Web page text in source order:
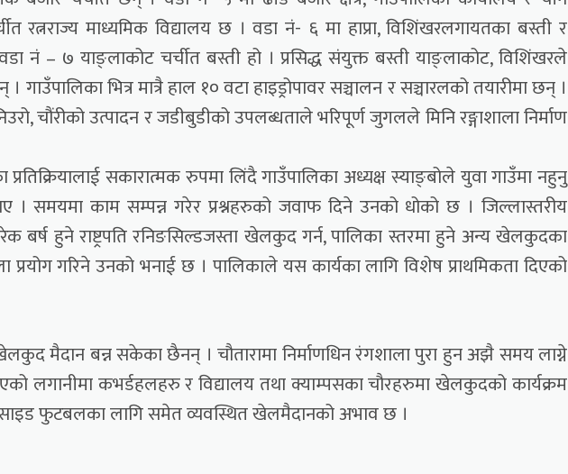
रत्नराज्य माध्यमिक विद्यालय छ । वडा नं- ६ मा हाप्रा, विशिंखरलगायतका बस्ती र
नं – ७ याङ्लाकोट चर्चीत बस्ती हो । प्रसिद्ध संयुक्त बस्ती याङ्लाकोट, विशिंखरले
गाउँपालिका भित्र मात्रै हाल १० वटा हाइड्रोपावर सञ्चालन र सञ्चारलको तयारीमा छन् ।
चौंरीको उत्पादन र जडीबुडीको उपलब्धताले भरिपूर्ण जुगलले मिनि रङ्गाशाला निर्माण
सकारात्मक रुपमा लिंदै गाउँपालिका अध्यक्ष स्याङ्बोले युवा गाउँमा नहुनु
। समयमा काम सम्पन्न गरेर प्रश्नहरुको जवाफ दिने उनको धोको छ । जिल्लास्तरीय
बर्ष हुने राष्ट्रपति रनिङसिल्डजस्ता खेलकुद गर्न, पालिका स्तरमा हुने अन्य खेलकुदका
प्रयोग गरिने उनको भनाई छ । पालिकाले यस कार्यका लागि विशेष प्राथमिकता दिएको
मैदान बन्न सकेका छैनन् । चौतारामा निर्माणधिन रंगशाला पुरा हुन अझै समय लाग्ने
लगानीमा कभर्डहलहरु र विद्यालय तथा क्याम्पसका चौरहरुमा खेलकुदको कार्यक्रम
फुटबलका लागि समेत व्यवस्थित खेलमैदानको अभाव छ ।